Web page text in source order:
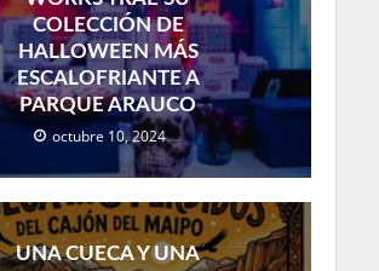
COLECCIÓN DE
HALLOWEEN MÁS
ESCALOFRIANTE A
PARQUE ARAUCO
octubre 10, 2024
UNA CUECA Y UNA